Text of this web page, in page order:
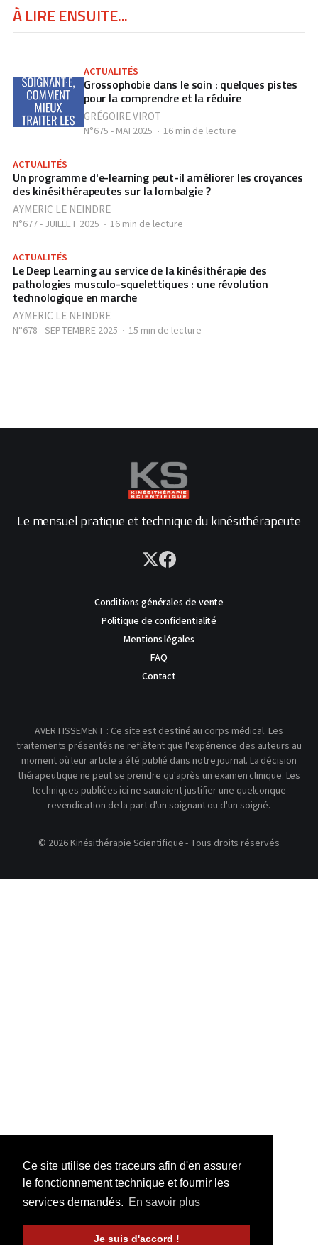
Ce site utilise des traceurs afin d'en assurer
le fonctionnement technique et fournir les
services demandés. En savoir plus
Je suis d'accord !
À LIRE ENSUITE...
ACTUALITÉS
Grossophobie dans le soin : quelques pistes
pour la comprendre et la réduire
GRÉGOIRE VIROT
N°675 - MAI 2025 16 min de lecture
ACTUALITÉS
Un programme d'e-learning peut-il améliorer les croyances
des kinésithérapeutes sur la lombalgie ?
AYMERIC LE NEINDRE
N°677 - JUILLET 2025 16 min de lecture
ACTUALITÉS
Le Deep Learning au service de la kinésithérapie des
pathologies musculo-squelettiques : une révolution
technologique en marche
AYMERIC LE NEINDRE
N°678 - SEPTEMBRE 2025 15 min de lecture
Le mensuel pratique et technique du kinésithérapeute
Conditions générales de vente
Politique de confidentialité
Mentions légales
FAQ
Contact
AVERTISSEMENT : Ce site est destiné au corps médical. Les
traitements présentés ne reflètent que l'expérience des auteurs au
moment où leur article a été publié dans notre journal. La décision
thérapeutique ne peut se prendre qu'après un examen clinique. Les
techniques publiées ici ne sauraient justifier une quelconque
revendication de la part d'un soignant ou d'un soigné.
© 2026 Kinésithérapie Scientifique - Tous droits réservés